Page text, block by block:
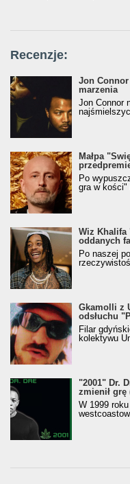
Recenzje:
Jon
marzenia
Jon Connor
Małpa
Po
gra w kości"
Wiz Khalifa
oddanych
Po naszej
Gkamolli z
odsłuchu
Filar
kolektywu
"2001" Dr.
zmienił grę
W 1999